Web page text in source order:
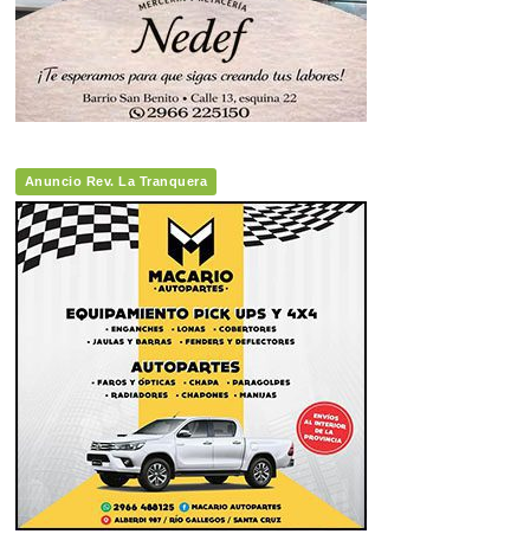
Anuncio Rev. La Tranquera